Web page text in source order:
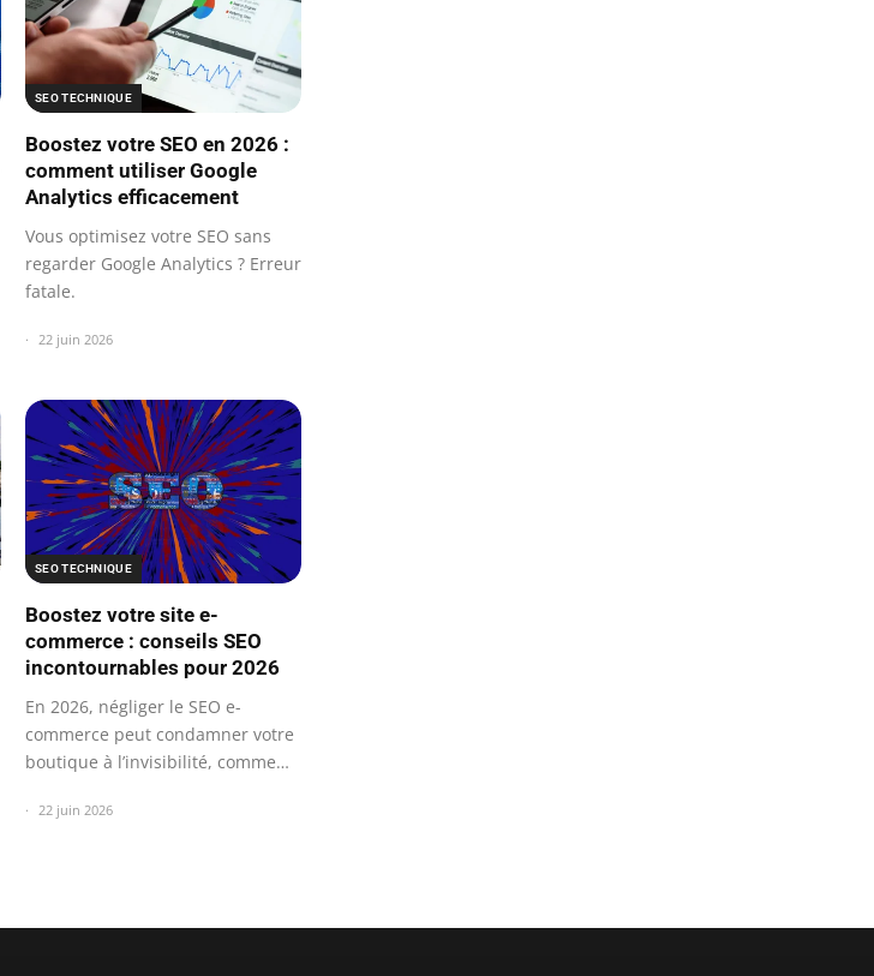
SEO TECHNIQUE
Boostez votre SEO en 2026 :
comment utiliser Google
Analytics efficacement
Vous optimisez votre SEO sans
regarder Google Analytics ? Erreur
fatale.
22 juin 2026
SEO TECHNIQUE
Boostez votre site e-
commerce : conseils SEO
incontournables pour 2026
En 2026, négliger le SEO e-
commerce peut condamner votre
boutique à l’invisibilité, comme
22 juin 2026